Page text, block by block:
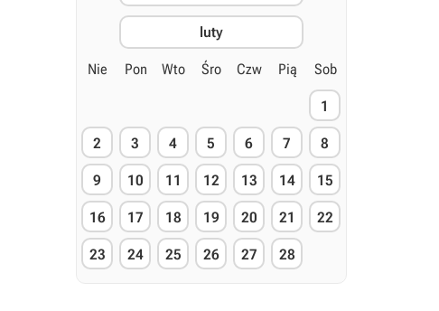
luty
Nie Pon Wto Śro Czw Pią Sob
1
2 3 4 5 6 7 8
9 10 11 12 13 14 15
16 17 18 19 20 21 22
23 24 25 26 27 28